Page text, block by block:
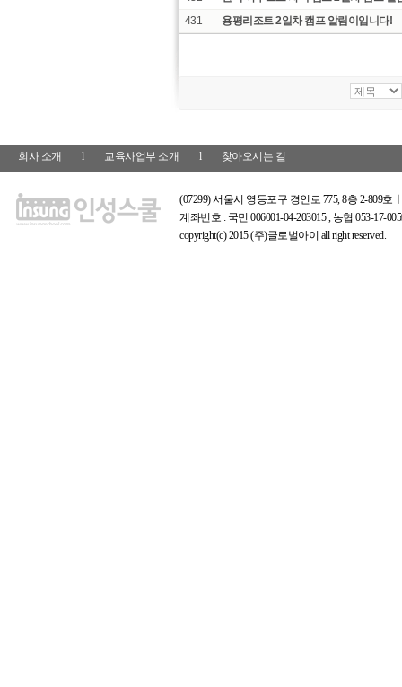
431
용평리조트 2일차 캠프 알림이입니다!
회사 소개 l 교육사업부 소개 l 찾아오시는 길
(07299) 서울시 영등포구 경인로 775, 8층 2-809호
계좌번호 : 국민 006001-04-203015 , 농협 053-17-
copyright(c) 2015 (주)글로벌아이 all right reserved.